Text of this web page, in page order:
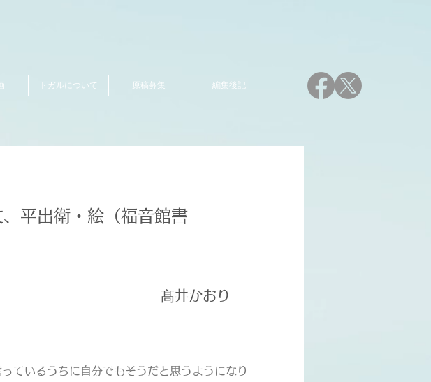
トガルについて 原稿募集 編集後記
平出衛・絵（福音館書
髙井かおり
ているうちに自分でもそうだと思うようになり